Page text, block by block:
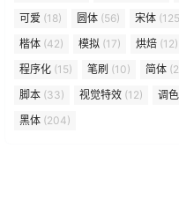
可爱 (18) 圆体 (56) 宋体
楷体 (42) 模拟 (17) 烘焙 (12)
程序化 (15) 笔刷 (10) 简体
脚本 (33) 视觉特效 (12) 调色
黑体 (204)